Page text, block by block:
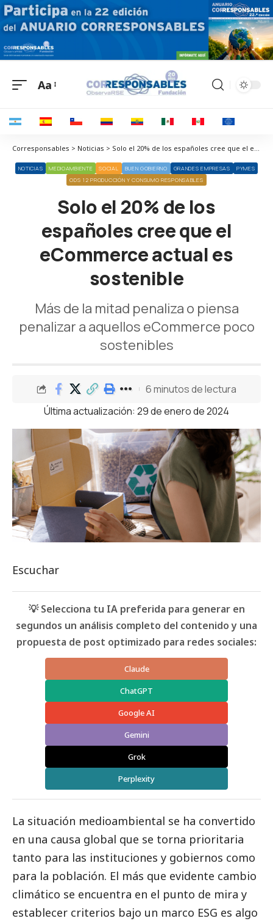
Aa
Corresponsables > Noticias > Solo el 20% de los españoles cree que el eCommerce actual es sostenible
NOTICIAS MEDIOAMBIENTE SOCIAL BUEN GOBIERNO GRANDES EMPRESAS
PYMES
ODS 12 PRODUCCIÓN Y CONSUMO RESPONSABLES
Solo el 20% de los
españoles cree que el
eCommerce actual es
sostenible
Más de la mitad penaliza o piensa
penalizar a aquellos eCommerce poco
sostenibles
Última actualización: 29 de enero de 2024
6 minutos de lectura
Escuchar
💡 Selecciona tu IA preferida para generar en
segundos un análisis completo del contenido y una
propuesta de post optimizado para redes sociales:
Claude
ChatGPT
Google AI
Gemini
Grok
Perplexity
La situación medioambiental se ha convertido
en una causa global que se torna prioritaria
tanto para las instituciones y gobiernos como
para la población. El más que evidente cambio
climático se encuentra en el punto de mira y
establecer criterios bajo un marco ESG es algo